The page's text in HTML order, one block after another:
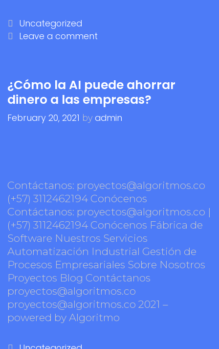
Uncategorized
Leave a comment
¿Cómo la AI puede ahorrar
dinero a las empresas?
February 20, 2021 by admin
Contáctanos: proyectos@algoritmos.co
(+57) 3112462194 Conócenos
Contáctanos: proyectos@algoritmos.co |
(+57) 3112462194 Conócenos Fábrica de
Software Nuestros Servicios
Automatización Industrial Gestión de
Procesos Empresariales Sobre Nosotros
Proyectos Blog Contáctanos
proyectos@algoritmos.co
proyectos@algoritmos.co 2021 –
powered by Algoritmo